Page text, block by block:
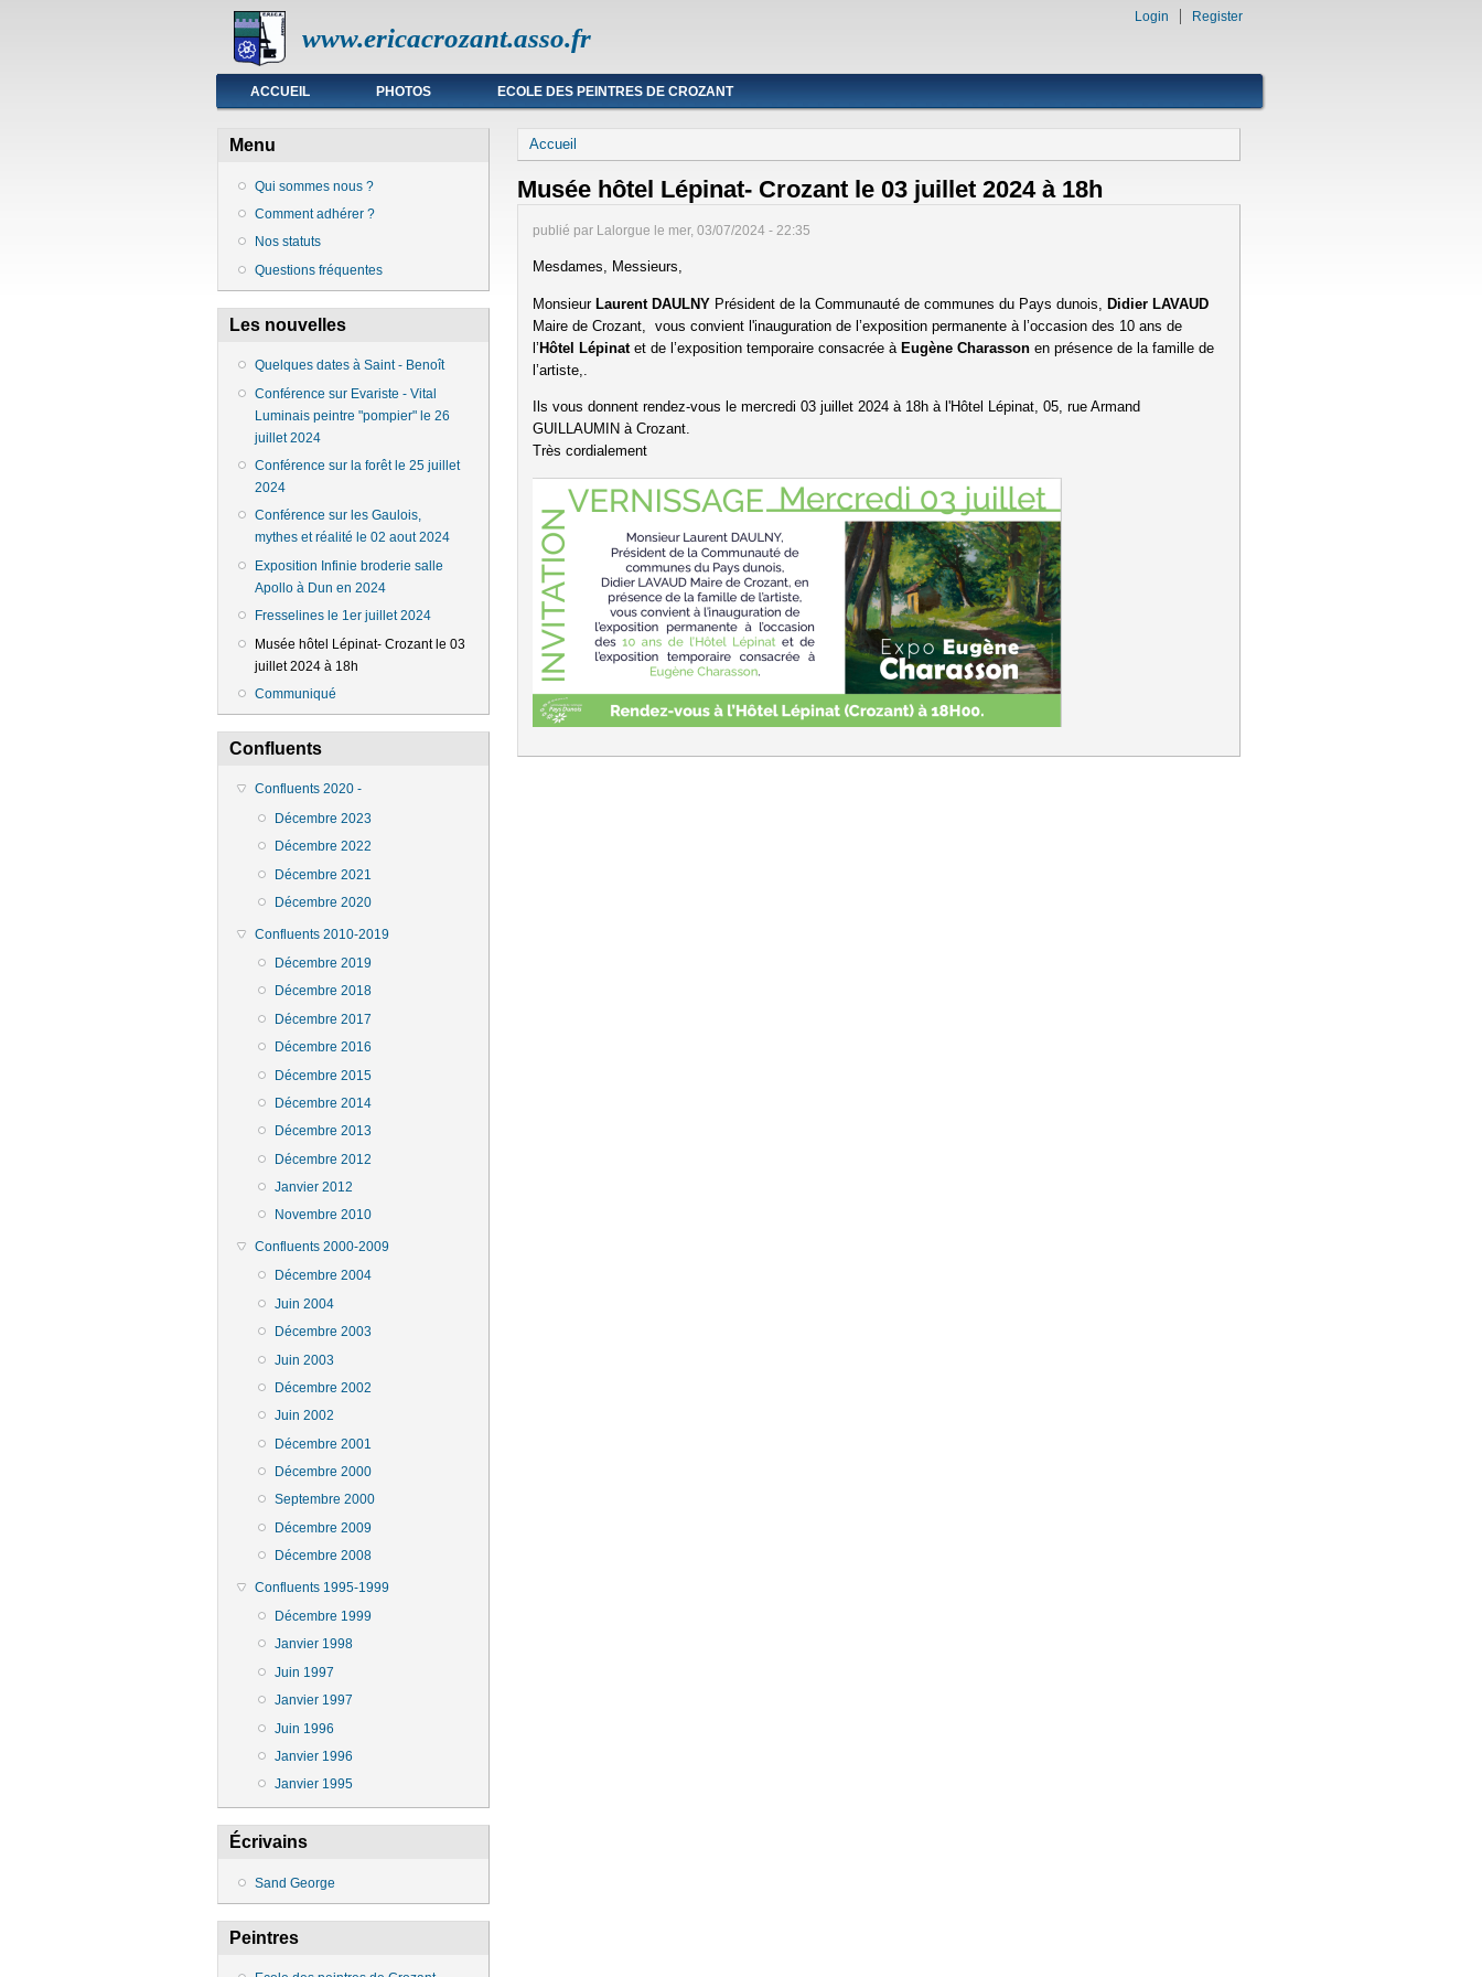
www.ericacrozant.asso.fr
Login Register
Menu principal
ACCUEIL PHOTOS ECOLE DES PEINTRES DE CROZANT
Menu
Qui sommes nous ?
Comment adhérer ?
Nos statuts
Questions fréquentes
Les nouvelles
Quelques dates à Saint - Benoît
Conférence sur Evariste - Vital
Luminais peintre "pompier" le 26
juillet 2024
Conférence sur la forêt le 25 juillet
2024
Conférence sur les Gaulois,
mythes et réalité le 02 aout 2024
Exposition Infinie broderie salle
Apollo à Dun en 2024
Fresselines le 1er juillet 2024
Musée hôtel Lépinat- Crozant le 03
juillet 2024 à 18h
Communiqué
Confluents
Confluents 2020 -
Décembre 2023
Décembre 2022
Décembre 2021
Décembre 2020
Confluents 2010-2019
Décembre 2019
Décembre 2018
Décembre 2017
Décembre 2016
Décembre 2015
Décembre 2014
Décembre 2013
Décembre 2012
Janvier 2012
Novembre 2010
Confluents 2000-2009
Décembre 2004
Juin 2004
Décembre 2003
Juin 2003
Décembre 2002
Juin 2002
Décembre 2001
Décembre 2000
Septembre 2000
Décembre 2009
Décembre 2008
Confluents 1995-1999
Décembre 1999
Janvier 1998
Juin 1997
Janvier 1997
Juin 1996
Janvier 1996
Janvier 1995
Écrivains
Sand George
Peintres
Vous êtes ici
Accueil
Musée hôtel Lépinat- Crozant le 03 juillet 2024 à 18h
publié par Lalorgue le mer, 03/07/2024 - 22:35
Mesdames, Messieurs,
Monsieur Laurent DAULNY Président de la Communauté de communes du Pays dunois,
Didier LAVAUD
Maire de Crozant, vous convient l'inauguration de l’exposition permanente à l’occasion des 10 ans de
l’ Hôtel Lépinat et de l’exposition temporaire consacrée à Eugène Charasson en présence de la famille de
l’artiste,.
Ils vous donnent rendez-vous le mercredi 03 juillet 2024 à 18h à l'Hôtel Lépinat, 05, rue Armand
GUILLAUMIN à Crozant.
Très cordialement